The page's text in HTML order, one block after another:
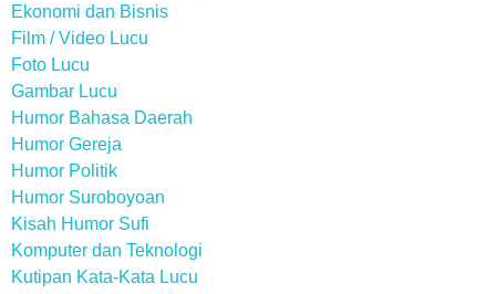
Ekonomi dan Bisnis
Film / Video Lucu
Foto Lucu
Gambar Lucu
Humor Bahasa Daerah
Humor Gereja
Humor Politik
Humor Suroboyoan
Kisah Humor Sufi
Komputer dan Teknologi
Kutipan Kata-Kata Lucu